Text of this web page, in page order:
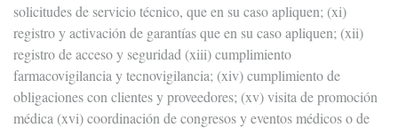
solicitudes de servicio técnico, que en su caso apliquen; (xi)
registro y activación de garantías que en su caso apliquen; (xii)
registro de acceso y seguridad (xiii) cumplimiento
farmacovigilancia y tecnovigilancia; (xiv) cumplimiento de
obligaciones con clientes y proveedores; (xv) visita de promoción
médica (xvi) coordinación de congresos y eventos médicos o de